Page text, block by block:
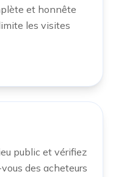
et honnête
les visites
public et vérifiez
des acheteurs